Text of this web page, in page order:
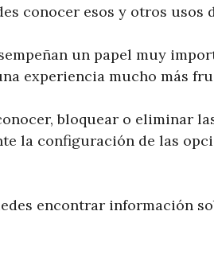
conocer esos y otros
un papel muy
experiencia mucho más
bloquear o eliminar
la configuración de las
encontrar información